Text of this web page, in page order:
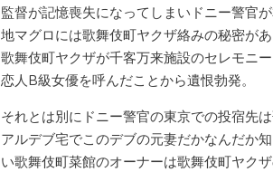
監督が記憶喪失になってしまいドニー警官
地マグロには歌舞伎町ヤクザ絡みの秘密が
歌舞伎町ヤクザが千客万来施設のセレモニ
恋人B級女優を呼んだことから遺恨勃発。
それとは別にドニー警官の東京での投宿先
アルデブ宅でこのデブの元妻だかなんだか
い歌舞伎町菜館のオーナーは歌舞伎町ヤク